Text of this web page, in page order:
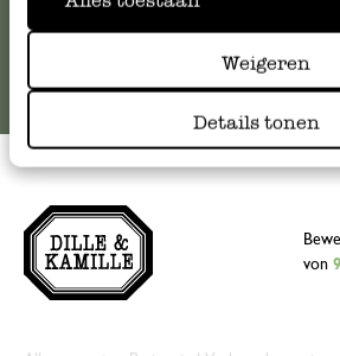
Weigeren
Details tonen
Online-Kundenservice
von